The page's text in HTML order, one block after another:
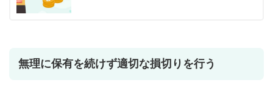
無理に保有を続けず適切な損切りを行う